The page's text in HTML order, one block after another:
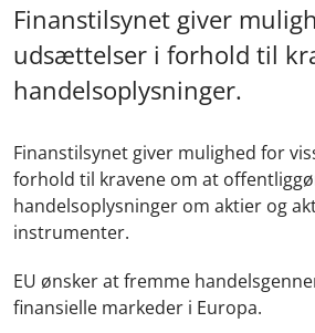
Finanstilsynet giver
udsættelser i forhold til
handelsoplysninger.
Finanstilsynet giver mulighed for
forhold til kravene om at
handelsoplysninger om aktier og
instrumenter.
EU ønsker at fremme
finansielle markeder i Europa.